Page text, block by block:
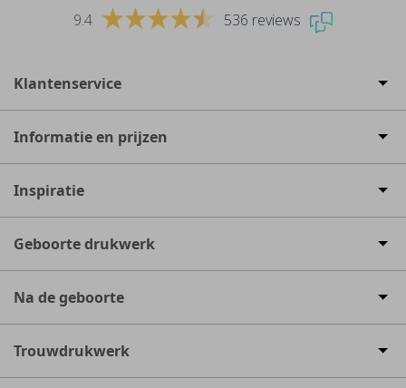
9.4 536 reviews
Klantenservice
Informatie en prijzen
Inspiratie
Geboorte drukwerk
Na de geboorte
Trouwdrukwerk